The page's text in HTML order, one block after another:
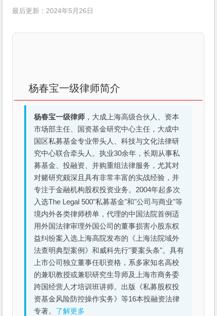
最后更新：2024年5月26日
杨春宝一级律师简介
杨春宝一级律师 ，大成上海高级合伙人、资本
市场部主任、国资基金研究中心主任，大成中
国区私募基金专业带头人、科技与文化法律研
究中心联合牵头人。执业30余年，长期从事私
募基金、投融资、并购重组法律服务，尤其对
对赌研究颇深且具有非常丰富的实战经验，并
专注于金融机构股权投资业务。2004年起多次
入选The Legal 500"私募基金"和"公司与商业"等
境内外各类律师榜单，代理的中国法院首例适
用外国法律审理外国公司的董事损害小股东权
益纠纷案入选上海高院发布的《上海法院域外
法查明典型案例》和威科先行"要案头条"。具有
上市公司独立董事任职资格，系多家知名高校
的兼职教授或兼职研究生导师及上海市商务委
跨国经营人才培训班讲师。出版《私募股权投
资基金风险防控操作实务》等16本投融资法律
专著。 了解更多